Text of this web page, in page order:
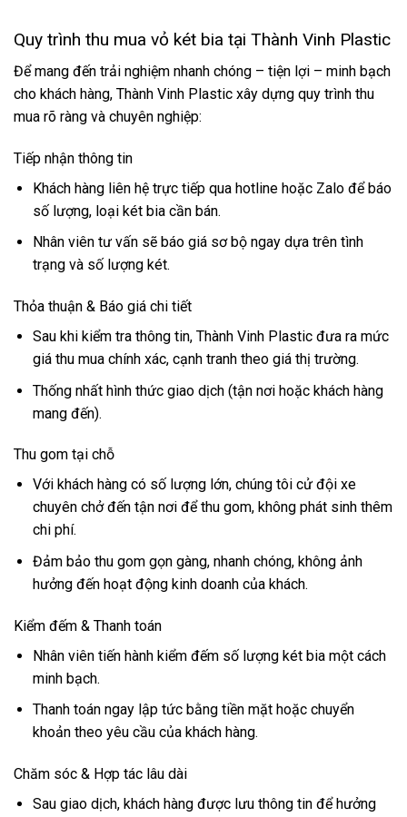
Quy trình thu mua vỏ két bia tại Thành Vinh Plastic
Để mang đến trải nghiệm nhanh chóng – tiện lợi – minh bạch
cho khách hàng, Thành Vinh Plastic xây dựng quy trình thu
mua rõ ràng và chuyên nghiệp:
Tiếp nhận thông tin
Khách hàng liên hệ trực tiếp qua hotline hoặc Zalo để báo
số lượng, loại két bia cần bán.
Nhân viên tư vấn sẽ báo giá sơ bộ ngay dựa trên tình
trạng và số lượng két.
Thỏa thuận & Báo giá chi tiết
Sau khi kiểm tra thông tin, Thành Vinh Plastic đưa ra mức
giá thu mua chính xác, cạnh tranh theo giá thị trường.
Thống nhất hình thức giao dịch (tận nơi hoặc khách hàng
mang đến).
Thu gom tại chỗ
Với khách hàng có số lượng lớn, chúng tôi cử đội xe
chuyên chở đến tận nơi để thu gom, không phát sinh thêm
chi phí.
Đảm bảo thu gom gọn gàng, nhanh chóng, không ảnh
hưởng đến hoạt động kinh doanh của khách.
Kiểm đếm & Thanh toán
Nhân viên tiến hành kiểm đếm số lượng két bia một cách
minh bạch.
Thanh toán ngay lập tức bằng tiền mặt hoặc chuyển
khoản theo yêu cầu của khách hàng.
Chăm sóc & Hợp tác lâu dài
Sau giao dịch, khách hàng được lưu thông tin để hưởng